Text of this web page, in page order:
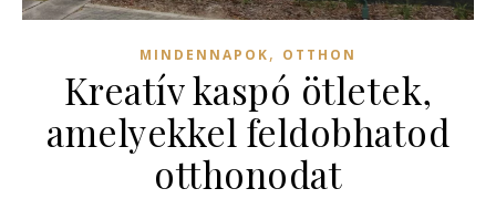
MINDENNAPOK, OTTHON
Kreatív kaspó ötletek,
amelyekkel feldobhatod
otthonodat